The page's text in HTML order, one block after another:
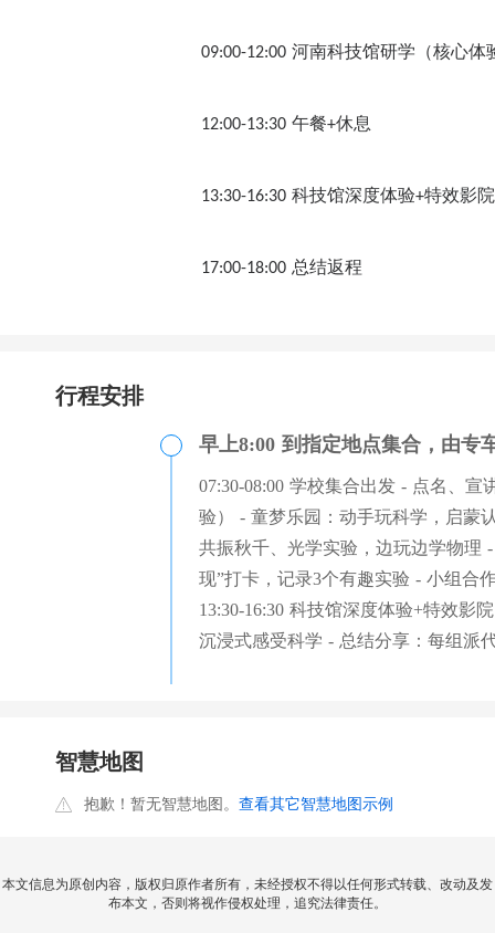
09:00-12:00 河南科技馆研学（核心体
12:00-13:30 午餐+休息
13:30-16:30 科技馆深度体验+特效影院
17:00-18:00 总结返程
行程安排
早上8:00 到指定地点集合，由专
07:30-08:00 学校集合出发 - 点名、
验） - 童梦乐园：动手玩科学，启蒙
共振秋千、光学实验，边玩边学物理
现”打卡，记录3个有趣实验 - 小组合
13:30-16:30 科技馆深度体验+特效影
沉浸式感受科学 - 总结分享：每组派
智慧地图
抱歉！暂无智慧地图。 查看其它智慧地图示例
本文信息为原创内容，版权归原作者所有，未经授权不得以任何形式转载、改动及发
布本文，否则将视作侵权处理，追究法律责任。